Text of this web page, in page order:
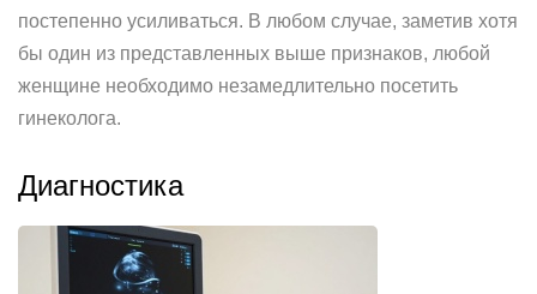
постепенно усиливаться. В любом случае, заметив хотя
бы один из представленных выше признаков, любой
женщине необходимо незамедлительно посетить
гинеколога.
Диагностика